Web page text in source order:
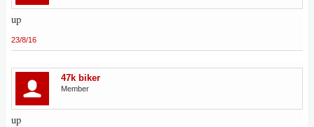
up
23/8/16
47k biker
Member
up